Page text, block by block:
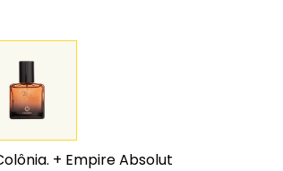
+ Empire Absolut